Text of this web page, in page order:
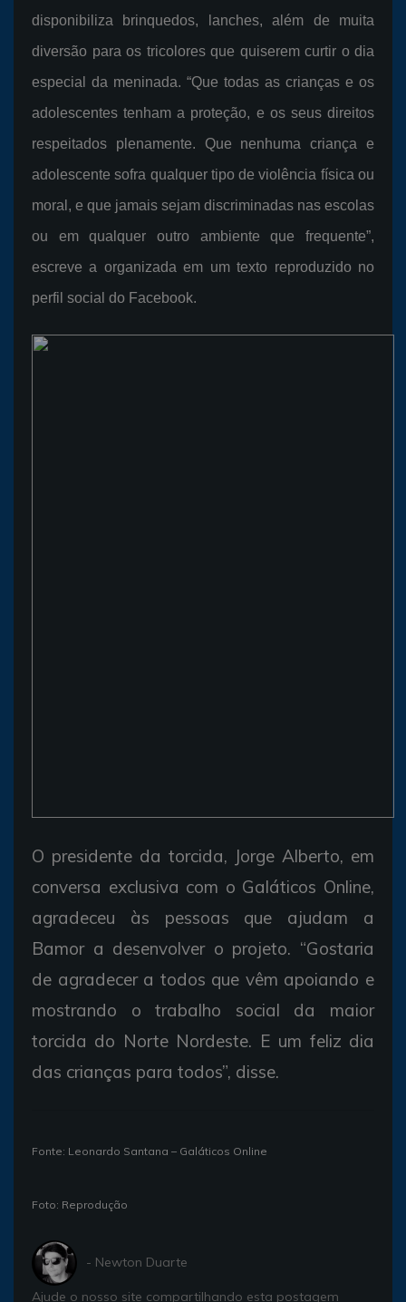
disponibiliza brinquedos, lanches, além de muita
diversão para os tricolores que quiserem curtir o dia
especial da meninada. “Que todas as crianças e os
adolescentes tenham a proteção, e os seus direitos
respeitados plenamente. Que nenhuma criança e
adolescente sofra qualquer tipo de violência física ou
moral, e que jamais sejam discriminadas nas escolas
ou em qualquer outro ambiente que frequente”,
escreve a organizada em um texto reproduzido no
perfil social do Facebook.
O presidente da torcida, Jorge Alberto, em
conversa exclusiva com o Galáticos Online,
agradeceu às pessoas que ajudam a
Bamor a desenvolver o projeto. “Gostaria
de agradecer a todos que vêm apoiando e
mostrando o trabalho social da maior
torcida do Norte Nordeste. E um feliz dia
das crianças para todos”, disse.
Fonte: Leonardo Santana – Galáticos Online
Foto: Reprodução
- Newton Duarte
Ajude o nosso site compartilhando esta postagem